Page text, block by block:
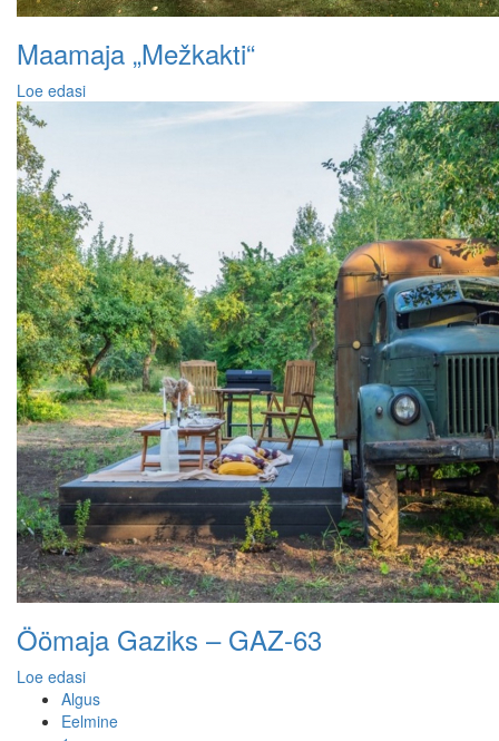
Maamaja „Mežkakti“
Loe edasi
Öömaja Gaziks – GAZ-63
Loe edasi
Algus
Eelmine